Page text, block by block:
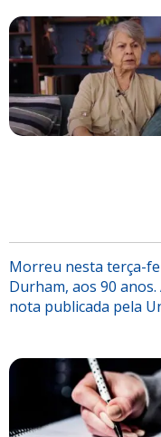
Morreu nesta terça-
Durham, aos 90
nota publicada pela